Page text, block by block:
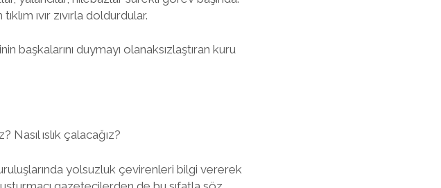
ıvır zıvırla doldurdular.
başkalarını duymayı olanaksızlaştıran kuru
ıslık çalacağız?
yolsuzluk çevirenleri bilgi vererek